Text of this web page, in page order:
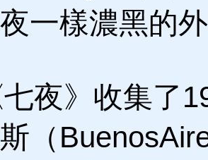
一樣濃黑的
夜》收集了
（